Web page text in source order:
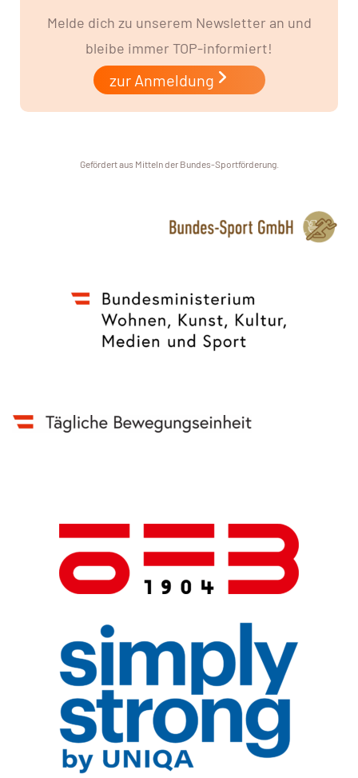
Melde dich zu unserem Newsletter an und
bleibe immer TOP-informiert!
zur Anmeldung
Gefördert aus Mitteln der Bundes-Sportförderung.